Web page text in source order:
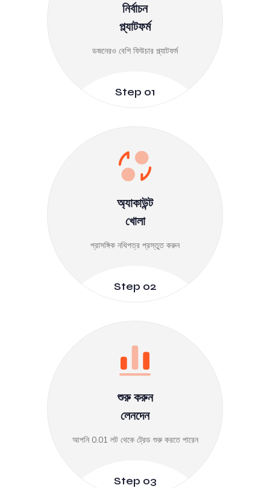
নির্বাচন
প্ল্যাটফর্ম
ডজনেরও বেশি ফিউচার প্ল্যাটফর্ম
Step 01
অ্যাকাউন্ট
খোলা
প্রাসঙ্গিক নথিপত্র প্রস্তুত করুন
Step 02
শুরু করুন
লেনদেন
আপনি 0.01 লট থেকে ট্রেড শুরু করতে পারেন
Step 03